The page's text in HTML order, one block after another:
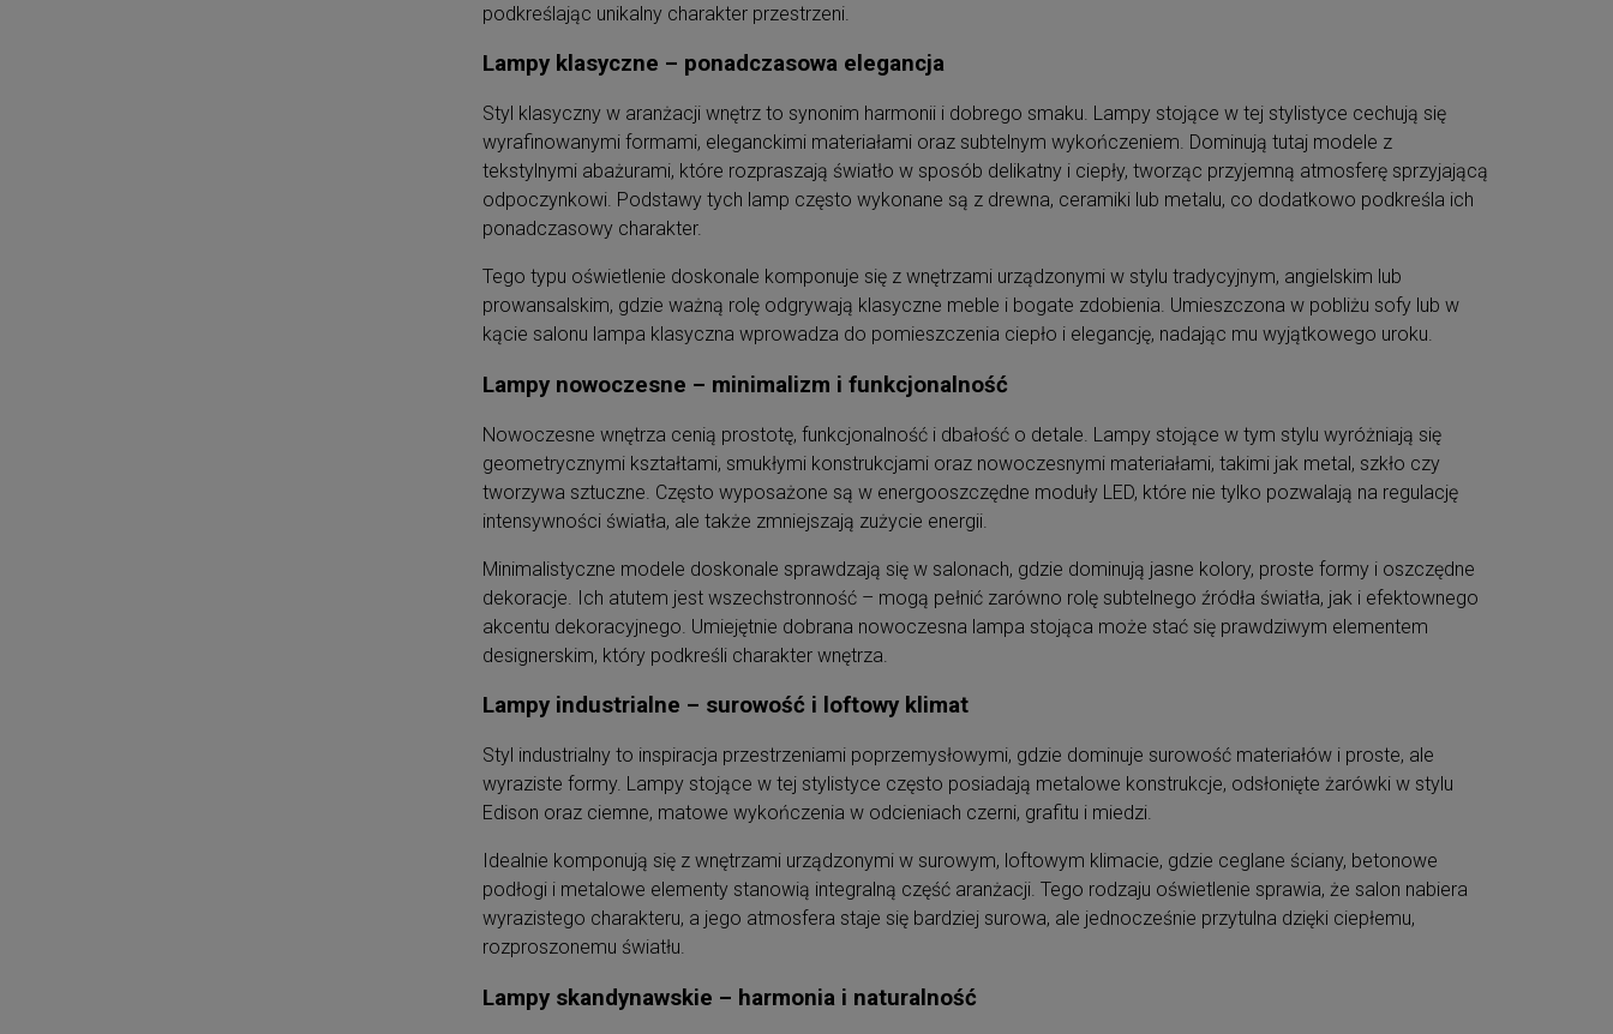
podkreślając unikalny charakter przestrzeni.
Lampy klasyczne – ponadczasowa elegancja
Styl klasyczny w aranżacji wnętrz to synonim harmonii i dobrego smaku. Lampy stojące w tej stylistyce cechują się
wyrafinowanymi formami, eleganckimi materiałami oraz subtelnym wykończeniem. Dominują tutaj modele z
tekstylnymi abażurami, które rozpraszają światło w sposób delikatny i ciepły, tworząc przyjemną atmosferę sprzyjającą
odpoczynkowi. Podstawy tych lamp często wykonane są z drewna, ceramiki lub metalu, co dodatkowo podkreśla ich
ponadczasowy charakter.
Tego typu oświetlenie doskonale komponuje się z wnętrzami urządzonymi w stylu tradycyjnym, angielskim lub
prowansalskim, gdzie ważną rolę odgrywają klasyczne meble i bogate zdobienia. Umieszczona w pobliżu sofy lub w
kącie salonu lampa klasyczna wprowadza do pomieszczenia ciepło i elegancję, nadając mu wyjątkowego uroku.
Lampy nowoczesne – minimalizm i funkcjonalność
Nowoczesne wnętrza cenią prostotę, funkcjonalność i dbałość o detale. Lampy stojące w tym stylu wyróżniają się
geometrycznymi kształtami, smukłymi konstrukcjami oraz nowoczesnymi materiałami, takimi jak metal, szkło czy
tworzywa sztuczne. Często wyposażone są w energooszczędne moduły LED, które nie tylko pozwalają na regulację
intensywności światła, ale także zmniejszają zużycie energii.
Minimalistyczne modele doskonale sprawdzają się w salonach, gdzie dominują jasne kolory, proste formy i oszczędne
dekoracje. Ich atutem jest wszechstronność – mogą pełnić zarówno rolę subtelnego źródła światła, jak i efektownego
akcentu dekoracyjnego. Umiejętnie dobrana nowoczesna lampa stojąca może stać się prawdziwym elementem
designerskim, który podkreśli charakter wnętrza.
Lampy industrialne – surowość i loftowy klimat
Styl industrialny to inspiracja przestrzeniami poprzemysłowymi, gdzie dominuje surowość materiałów i proste, ale
wyraziste formy. Lampy stojące w tej stylistyce często posiadają metalowe konstrukcje, odsłonięte żarówki w stylu
Edison oraz ciemne, matowe wykończenia w odcieniach czerni, grafitu i miedzi.
Idealnie komponują się z wnętrzami urządzonymi w surowym, loftowym klimacie, gdzie ceglane ściany, betonowe
podłogi i metalowe elementy stanowią integralną część aranżacji. Tego rodzaju oświetlenie sprawia, że salon nabiera
wyrazistego charakteru, a jego atmosfera staje się bardziej surowa, ale jednocześnie przytulna dzięki ciepłemu,
rozproszonemu światłu.
Lampy skandynawskie – harmonia i naturalność